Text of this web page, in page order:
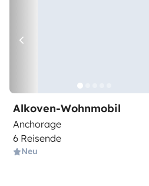
Alkoven-Wohnmobil
Anchorage
6 Reisende
Neu